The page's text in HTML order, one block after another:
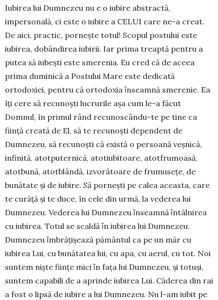
Iubirea lui Dumnezeu nu e o iubire ab­stractă,
impersonală, ci este o iubire a CELUI care ne-a creat.
De aici, practic, porneşte totul! Scopul postului este
iubirea, dobândirea iubirii. Iar prima treaptă pentru a
putea să iubești este smerenia. Eu cred că de aceea
prima duminică a Postului Mare este dedicată
ortodoxiei, pentru că ortodoxia ȋn­seam­nă smerenie. Ea
îți cere să recunoşti lucrurile aşa cum le-a făcut
Domnul, în primul rând recu­noscându-te pe tine ca
fiinţă creată de El, să te recunoşti dependent de
Dumnezeu, să recunoşti că există o persoană veşnică,
infinită, atotputernică, atotiubitoare, atotfrumoasă,
atotbună, atotblândă, izvorâtoare de frumuseţe, de
bunătate și de iubire. Să porneşti pe calea aceasta, care
te curăță și te duce, în cele din urmă, la vederea lui
Dumnezeu. Vederea lui Dumnezeu ȋnseamnă ȋntâlnirea
cu iubirea. Totul se scaldă ȋn iubirea lui Dumnezeu.
Dumnezeu ȋmbrăţişează pământul ca pe un măr cu
iubirea Lui, cu bunătatea lui, cu apa, cu aerul, cu tot. Noi
suntem nişte fiinţe mici ȋn faţa lui Dum­nezeu, şi totuşi,
suntem capabili de a aprinde iu­birea Lui. Căderea din rai
a fost o lipsă de iubire a lui Dumnezeu. Nu l-am iubit pe